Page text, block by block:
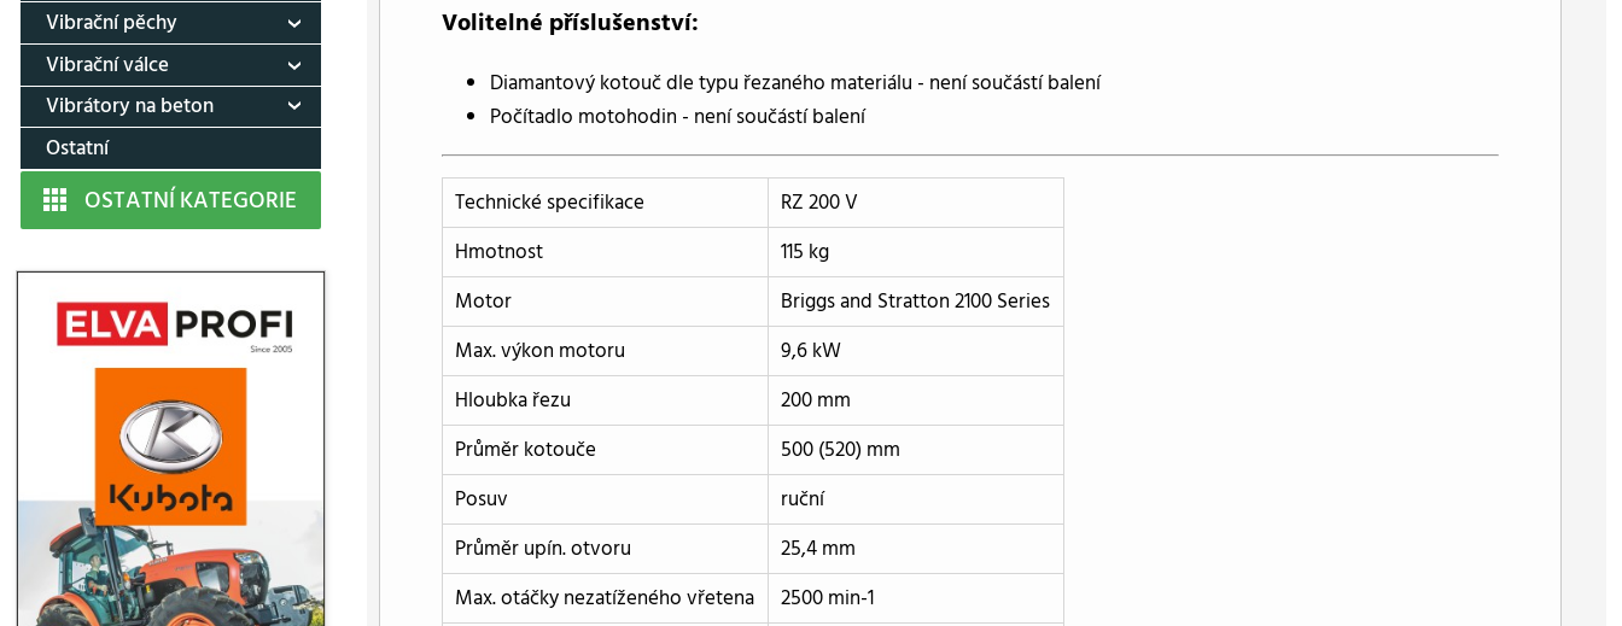
Vibrační pěchy
Vibrační válce
Vibrátory na beton
Ostatní
OSTATNÍ KATEGORIE
Volitelné příslušenství:
Diamantový kotouč dle typu řezaného materiálu - není součástí balení
Počítadlo motohodin - není součástí balení
Technické specifikace
RZ 200 V
Hmotnost
115 kg
Motor
Briggs and Stratton 2100 Series
Max. výkon motoru
9,6 kW
Hloubka řezu
200 mm
Průměr kotouče
500 (520) mm
Posuv
ruční
Průměr upín. otvoru
25,4 mm
Max. otáčky nezatíženého vřetena
2500 min-1